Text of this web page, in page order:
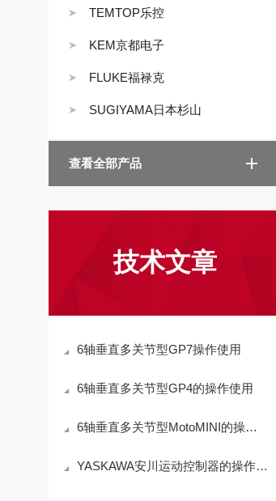
TEMTOP乐控
KEM京都电子
FLUKE福禄克
SUGIYAMA日本杉山
查看全部产品
技术文章
6轴垂直多关节型GP7操作使用
6轴垂直多关节型GP4的操作使用
6轴垂直多关节型MotoMINI的操作使用
YASKAWA安川运动控制器的操作使用